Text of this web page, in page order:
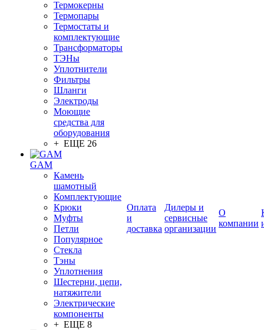
Термокерны
Термопары
Термостаты и
комплектующие
Трансформаторы
ТЭНы
Уплотнители
Фильтры
Шланги
Электроды
Моющие
средства для
оборудования
+ ЕЩЕ 26
GAM
Камень
шамотный
Комплектующие
Крюки
Муфты
Петли
Популярное
Стекла
Тэны
Уплотнения
Шестерни, цепи,
натяжители
Электрические
компоненты
+ ЕЩЕ 8
Оплата
и
доставка
Дилеры и
сервисные
организации
О
компании